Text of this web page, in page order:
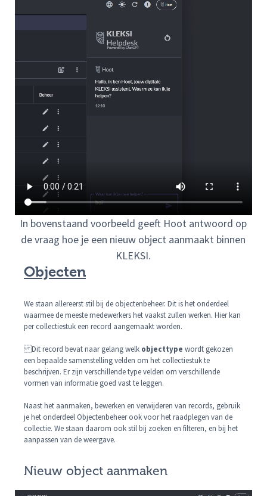
In bovenstaand voorbeeld geeft Hoot antwoord op
de vraag hoe je een nieuw object aanmaakt binnen
KLEKSI.
Objecten
We staan allereerst stil bij de objectenbeheer. Dit is het onderdeel
waarmee de meeste medewerkers het vaakst zullen werken. Hier kan
per collectiestuk een record aangemaakt worden.
Dit record bevat naar gelang welk objecttype wordt gekozen
een bepaalde samenstelling velden om het collectiestuk te
beschrijven. Er zijn verschillende type velden om verschillende
vormen van informatie goed vast te leggen.
Naast het aanmaken, bewerken en verwijderen van records, gebruik
je het onderdeel Objectenbeheer ook voor het raadplegen van de
collectie. We staan daarom ook stil bij zoeken en filteren, en bij het
aanpassen van de weergave.
Nieuw object aanmaken